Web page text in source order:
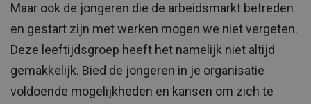
Maar ook de jongeren die de arbeidsmarkt betreden
en gestart zijn met werken mogen we niet vergeten.
Deze leeftijdsgroep heeft het namelijk niet altijd
gemakkelijk. Bied de jongeren in je organisatie
voldoende mogelijkheden en kansen om zich te